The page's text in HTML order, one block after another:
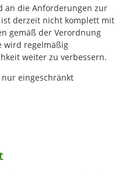
an die Anforderungen zur
derzeit nicht komplett mit
gemäß der Verordnung
wird regelmäßig
weiter zu verbessern.
eingeschränkt